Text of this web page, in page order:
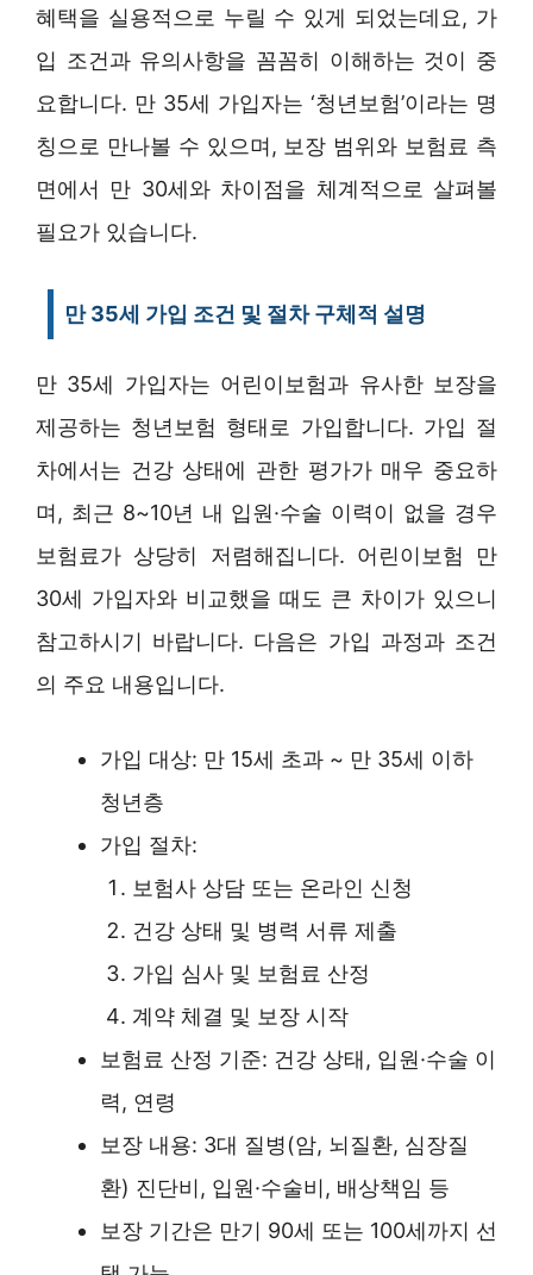
혜택을 실용적으로 누릴 수 있게 되었는데요, 가
입 조건과 유의사항을 꼼꼼히 이해하는 것이 중
요합니다. 만 35세 가입자는 ‘청년보험’이라는 명
칭으로 만나볼 수 있으며, 보장 범위와 보험료 측
면에서 만 30세와 차이점을 체계적으로 살펴볼
필요가 있습니다.
만 35세 가입 조건 및 절차 구체적 설명
만 35세 가입자는 어린이보험과 유사한 보장을
제공하는 청년보험 형태로 가입합니다. 가입 절
차에서는 건강 상태에 관한 평가가 매우 중요하
며, 최근 8~10년 내 입원·수술 이력이 없을 경우
보험료가 상당히 저렴해집니다. 어린이보험 만
30세 가입자와 비교했을 때도 큰 차이가 있으니
참고하시기 바랍니다. 다음은 가입 과정과 조건
의 주요 내용입니다.
가입 대상: 만 15세 초과 ~ 만 35세 이하
청년층
가입 절차:
보험사 상담 또는 온라인 신청
건강 상태 및 병력 서류 제출
가입 심사 및 보험료 산정
계약 체결 및 보장 시작
보험료 산정 기준: 건강 상태, 입원·수술 이
력, 연령
보장 내용: 3대 질병(암, 뇌질환, 심장질
환) 진단비, 입원·수술비, 배상책임 등
보장 기간은 만기 90세 또는 100세까지 선